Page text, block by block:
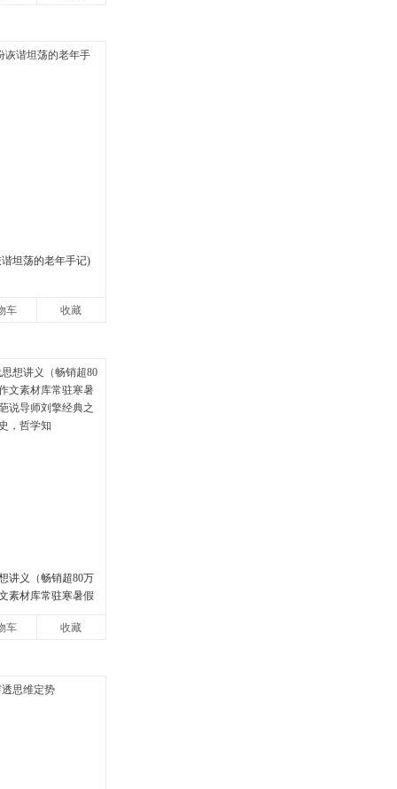
坦荡的老年手记)
车 收藏
讲义（畅销超80万
素材库常驻寒暑假
哲学知
车 收藏